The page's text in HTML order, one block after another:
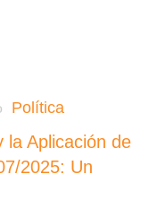
Política
la Aplicación de
2025: Un